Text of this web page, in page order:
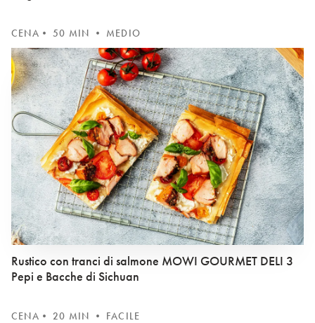
CENA • 50 MIN • MEDIO
Rustico con tranci di salmone MOWI GOURMET DELI 3
Pepi e Bacche di Sichuan
CENA • 20 MIN • FACILE